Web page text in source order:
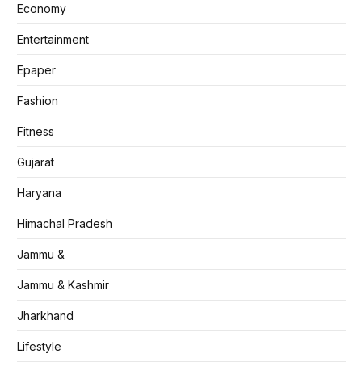
Economy
Entertainment
Epaper
Fashion
Fitness
Gujarat
Haryana
Himachal Pradesh
Jammu &
Jammu & Kashmir
Jharkhand
Lifestyle